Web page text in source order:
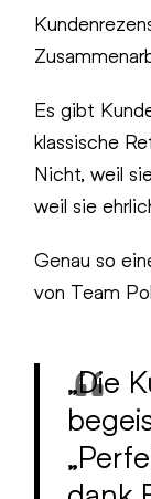
Es gibt
klassische
Nicht, weil
weil sie
Genau so
von Team
„Die